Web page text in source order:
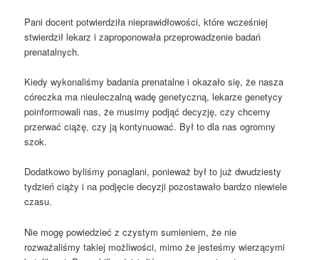
Pani docent potwierdziła nieprawidłowości, które wcześniej
stwierdził lekarz i zaproponowała przeprowadzenie badań
prenatalnych.
Kiedy wykonaliśmy badania prenatalne i okazało się, że nasza
córeczka ma nieuleczalną wadę genetyczną, lekarze genetycy
poinformowali nas, że musimy podjąć decyzję, czy chcemy
przerwać ciążę, czy ją kontynuować. Był to dla nas ogromny
szok.
Dodatkowo byliśmy ponaglani, ponieważ był to już dwudziesty
tydzień ciąży i na podjęcie decyzji pozostawało bardzo niewiele
czasu.
Nie mogę powiedzieć z czystym sumieniem, że nie
rozważaliśmy takiej możliwości, mimo że jesteśmy wierzącymi